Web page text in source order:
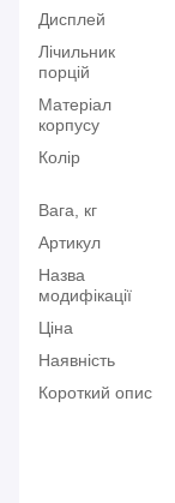
Дисплей
Лічильник
порцій
Матеріал
корпусу
Колір
Вага, кг
Артикул
Назва
модифікації
Ціна
Наявність
Короткий опис